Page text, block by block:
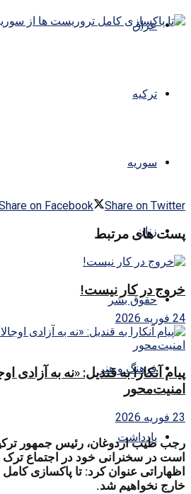
عراق
ترکیه
سوریه
زنان
حقوق بشر
فرهنگ و هنر
یادداشت
on Facebook Share on Twitter
پست های مرتبط
خروج در کار نیست!
24 فوریه 2026
پیام آنکارا به قندیل: «نه به آزادی
امنیت‌محور
23 فوریه 2026
رجب طیب اردوغان، رئیس جمهور
است در سخنرانی خود در اجتماع ترک
اظهاراتی عنوان کرد: تا پاکسازی
خارج نخواهیم شد.